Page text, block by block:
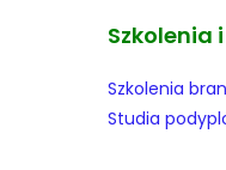
Szkolenia
Szkolenia
Studia